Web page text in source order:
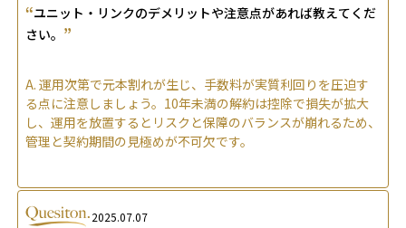
“ユニット・リンクのデメリットや注意点があれば教えてくだ
さい。 ”
A. 運用次第で元本割れが生じ、手数料が実質利回りを圧迫す
る点に注意しましょう。10年未満の解約は控除で損失が拡大
し、運用を放置するとリスクと保障のバランスが崩れるため、
管理と契約期間の見極めが不可欠です。
2025.07.07